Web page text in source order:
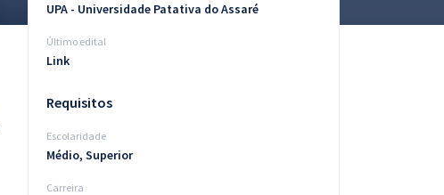
UPA - Universidade Patativa do Assaré
Último edital
Link
Requisitos
Escolaridade
Médio, Superior
Carreira